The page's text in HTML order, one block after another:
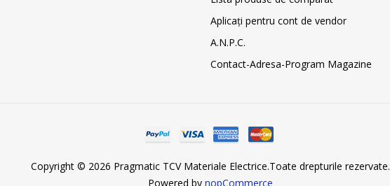
Aplicați pentru cont de vendor
A.N.P.C.
Contact-Adresa-Program Magazine
Copyright © 2026 Pragmatic TCV Materiale Electrice.Toate drepturile rezervate.
Powered by nopCommerce